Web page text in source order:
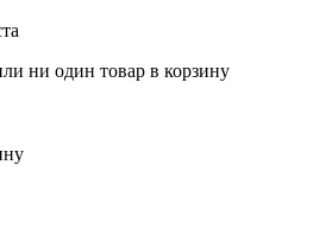
ни один товар в корзину